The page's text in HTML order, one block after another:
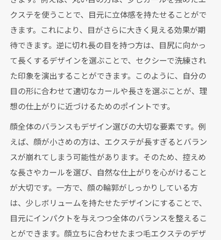
クステを使うことで、目元に立体感を持たせることがで
きます。これにより、目がさらに大きく見える効果が期
待できます。逆に切れ長の目を持つ方は、目尻に向かっ
て長くするデザインを選ぶことで、セクシーで洗練され
た印象を演出することができます。このように、自分の
目の形に合わせて適切なカールや長さを選ぶことが、理
想の仕上がりに近づけるためのポイントです。
顔全体のバランスもデザイン選びの大切な要素です。例
えば、顔が小さめの方は、エクステが長すぎるとバラン
スが崩れてしまう可能性があります。そのため、控えめ
な長さやカールを選び、自然な仕上がりを心がけること
が大切です。一方で、顔の輪郭がしっかりしている方
は、少しボリュームを持たせたデザインにすることで、
目元にインパクトを与えつつ全体のバランスを整えるこ
とができます。顔立ちに合わせたまつ毛エクステのデザ